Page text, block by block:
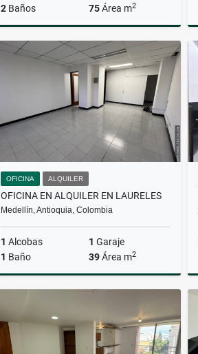
2 Baños 75Área m2
Alquiler
$3.500.000
OFICINA ALQUILER
OFICINA EN ALQUILER EN LAURELES
Medellín, Antioquia, Colombia
1 Alcobas 1 Garaje
1 Baño 39Área m2